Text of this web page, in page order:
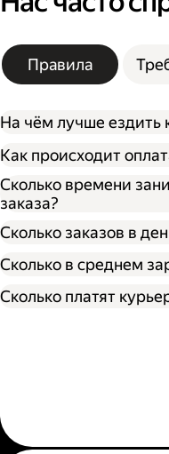
Правила
На чём лучше ездить
Как происходит
Сколько времени
заказа?
Сколько заказов в
Сколько в среднем
Сколько платят